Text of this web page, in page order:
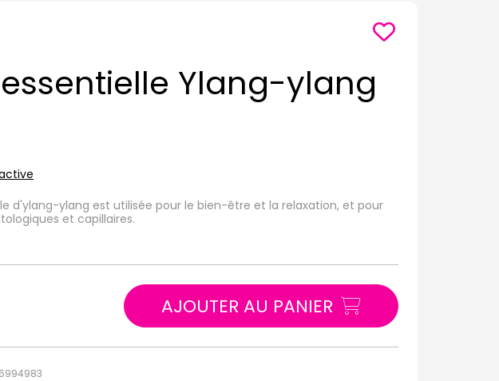
Ylang-ylang
d'ylang-ylang est utilisée pour le bien-être et la relaxation, et pour
et capillaires.
AJOUTER AU PANIER